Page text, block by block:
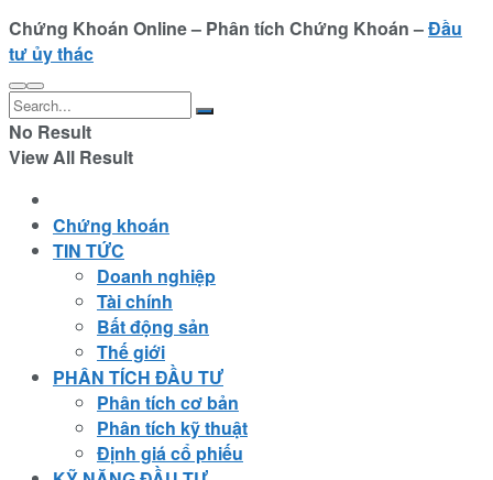
Chứng Khoán Online – Phân tích Chứng Khoán –Đầu
tư ủy thác
No Result
View All Result
Chứng khoán
TIN TỨC
Doanh nghiệp
Tài chính
Bất động sản
Thế giới
PHÂN TÍCH ĐẦU TƯ
Phân tích cơ bản
Phân tích kỹ thuật
Định giá cổ phiếu